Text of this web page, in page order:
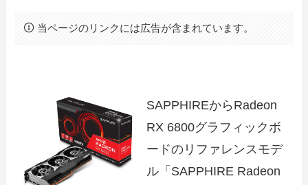
当ページのリンクには広告が含まれています。
SAPPHIREからRadeon
RX 6800グラフィックボ
ードのリファレンスモデ
ル「SAPPHIRE Radeon